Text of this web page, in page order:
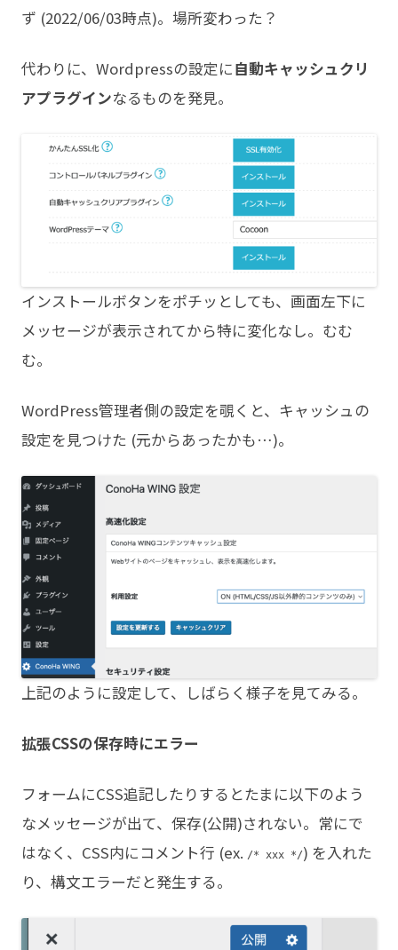
ず (2022/06/03時点)。場所変わった？
代わりに、Wordpressの設定に自動キャッシュクリ
アプラグインなるものを発見。
インストールボタンをポチッとしても、画面左下に
メッセージが表示されてから特に変化なし。むむ
む。
WordPress管理者側の設定を覗くと、キャッシュの
設定を見つけた (元からあったかも…)。
上記のように設定して、しばらく様子を見てみる。
拡張CSSの保存時にエラー
フォームにCSS追記したりするとたまに以下のよう
なメッセージが出て、保存(公開)されない。常にで
はなく、CSS内にコメント行 (ex. /* xxx */) を入れた
り、構文エラーだと発生する。